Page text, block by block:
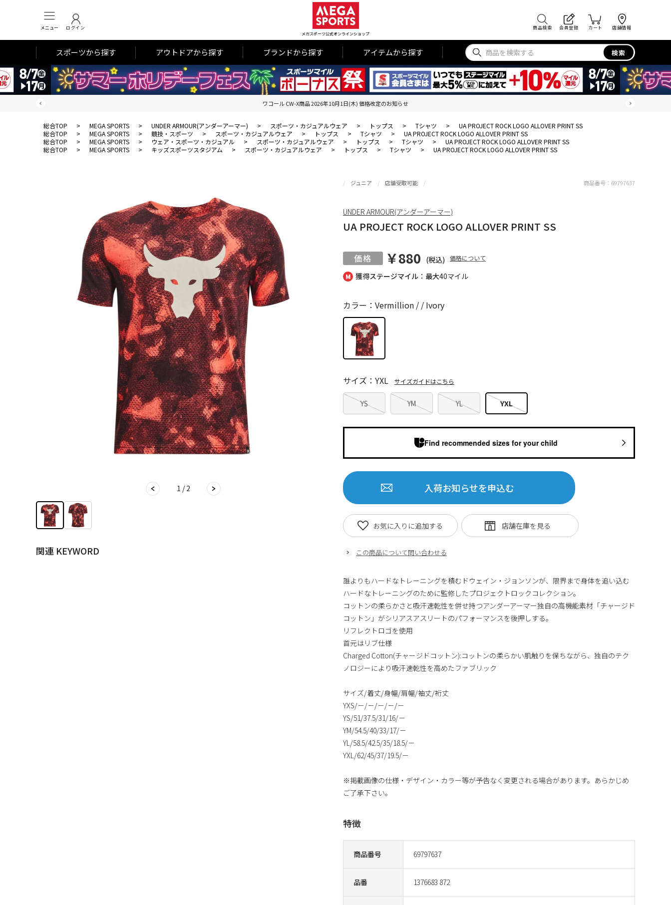
メニュー ログイン
メガスポーツ公式オンラインショップ
商品検索 会員登録 カート 店舗情報
スポーツから探す アウトドアから探す ブランドから探す アイテムから探す 検索
ワコール CW-X商品 2026年10月1日(木) 価格改定のお知らせ
総合TOP > MEGA SPORTS > UNDER ARMOUR(アンダーアーマー) > スポーツ・カジュアルウェア > トップス > Tシャツ >
UA PROJECT ROCK LOGO ALLOVER PRINT SS
総合TOP
> MEGA SPORTS > 競技・スポーツ > スポーツ・カジュアルウェア > トップス > Tシャツ >
UA PROJECT ROCK LOGO ALLOVER PRINT SS
総合TOP
> MEGA SPORTS > ウェア・スポーツ・カジュアル > スポーツ・カジュアルウェア > トップス > Tシャツ >
UA PROJECT ROCK LOGO ALLOVER PRINT SS
総合TOP
> MEGA SPORTS > キッズスポーツスタジアム > スポーツ・カジュアルウェア > トップス > Tシャツ > UA PROJECT ROCK LOGO ALLOVER PRINT SS
1 / 2
関連 KEYWORD
獲得ステージマイル：最大40マイル
ジュニア 店舗受取可能
UA PROJECT ROCK LOGO ALLOVER PRINT SS
￥880 (税込) 価格について
商品番号 69797637
品番 1376683 872
カラー：Vermillion / / Ivory
YS YM YL YXL
サイズ：YXL サイズガイドはこちら
入荷お知らせを申込む
この商品について問い合わせる
お気に入りに追加する
商品番号： 69797637
UNDER ARMOUR(アンダーアーマー)
誰よりもハードなトレーニングを積むドウェイン・ジョンソンが、限界まで身体を追い込む
ハードなトレーニングのために監修したプロジェクトロックコレクション。
コットンの柔らかさと吸汗速乾性を併せ持つアンダーアーマー独自の高機能素材「チャージド
コットン」がシリアスアスリートのパフォーマンスを後押しする。
リフレクトロゴを使用
首元はリブ仕様
Charged Cotton(チャージドコットン):コットンの柔らかい肌触りを保ちながら、独自のテク
ノロジーにより吸汗速乾性を高めたファブリック
サイズ/着丈/身幅/肩幅/袖丈/裄丈
YXS/－/－/－/－/－
YS/51/37.5/31/16/－
YM/54.5/40/33/17/－
YL/58.5/42.5/35/18.5/－
YXL/62/45/37/19.5/－
※掲載画像の仕様・デザイン・カラー等が予告なく変更される場合があります。あらかじめ
ご了承下さい。
特徴
Find recommended sizes for your child